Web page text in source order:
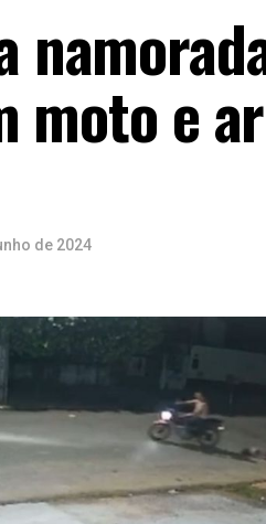
moto e
de 2024